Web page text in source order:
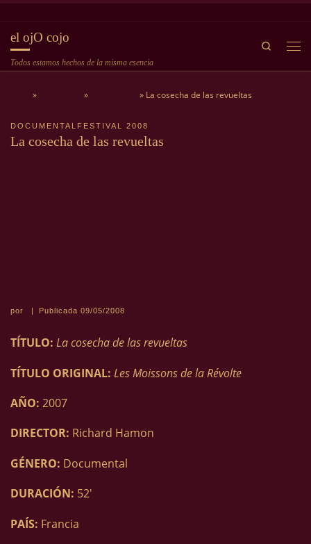
el ojO cojo
Todos estamos hechos de la misma esencia
Search
» » » La cosecha de las revueltas
DOCUMENTAL FESTIVAL 2008
La cosecha de las revueltas
por | Publicada 09/05/2008
TÍTULO: La cosecha de las revueltas
TÍTULO ORIGINAL: Les Moissons de la Révolte
AÑO: 2007
DIRECTOR: Richard Hamon
GÉNERO: Documental
DURACIÓN: 52′
PAÍS: Francia